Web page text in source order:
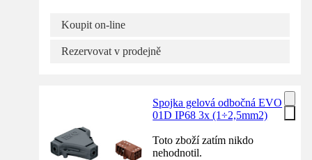
Koupit on-line
Rezervovat v prodejně
Spojka gelová odbočná EVO
01D IP68 3x (1÷2,5mm2)
Toto zboží zatím nikdo
nehodnotil.